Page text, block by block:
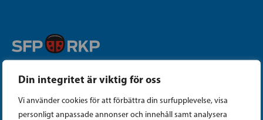
Din integritet är viktig för oss
Vi använder cookies för att förbättra din surfupplevelse, visa
personligt anpassade annonser och innehåll samt analysera
Instagram
Facebook